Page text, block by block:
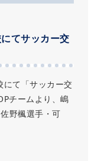
てサッカー交
にて「サッカー交
チームより、嶋
野楓選手・可